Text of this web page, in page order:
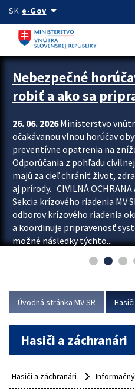
Preskocit na hlavný obsah
SK e-Govarrow_drop_down
Zastavit automatický posun upútavok
Nebezpečné
robiť a ako sa
26. 06. 2026Ministerstvo
očakávanou vlnou horúčav
preventívne opatrenia na
Odporúčania z pohľadu
majú za cieľ chrániť život,
aj prírody. CIVILNÁ OCHRANA
Sekcia krízového riadenia MV
odborov krízového riadenia
a koordinuje pripravenosť
možné následky týchto...
Úvodná stránka MV SR
Hasiči a záchranári
Hasiči a záchranári